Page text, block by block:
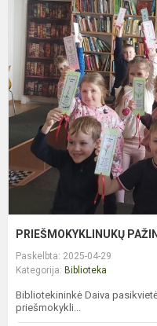
PRIEŠMOKYKLINUKŲ
Paskelbta: 2025-04-29
Kategorija: Biblioteka
Bibliotekininkė Daiva
priešmokykli...